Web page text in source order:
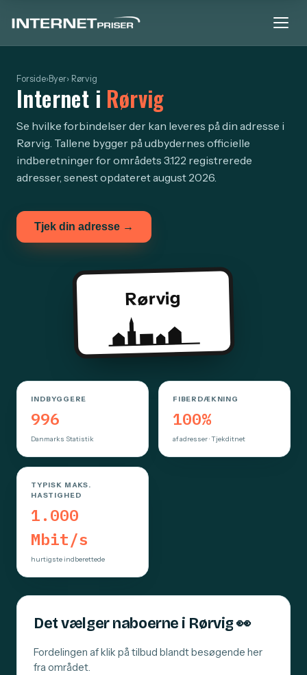
Forside›Byer› Rørvig
Internet i Rørvig
Se hvilke forbindelser der kan leveres på din adresse i
Rørvig. Tallene bygger på udbydernes officielle
indberetninger for områdets 3.122 registrerede
adresser, senest opdateret august 2026.
Tjek din adresse →
Rørvig
INDBYGGERE
996
Danmarks Statistik
FIBERDÆKNING
100%
af adresser · Tjekditnet
TYPISK MAKS.
HASTIGHED
1.000
Mbit/s
hurtigste indberettede
Det vælger naboerne i Rørvig👀
Fordelingen af klik på tilbud blandt besøgende her
fra området.